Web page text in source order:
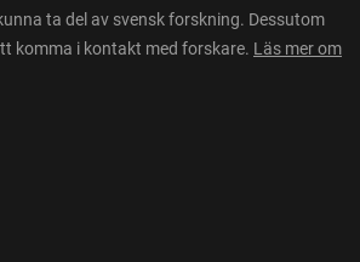
ta del av svensk forskning. Dessutom
komma i kontakt med forskare. Läs mer om